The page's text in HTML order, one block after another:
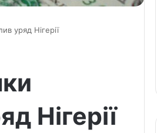
уряд Нігерії
Нігерії